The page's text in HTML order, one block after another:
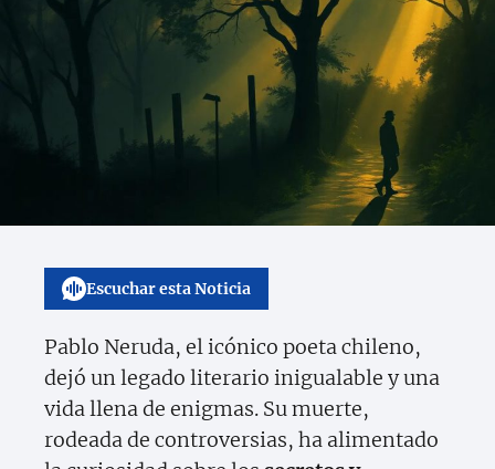
Escuchar esta Noticia
Pablo Neruda, el icónico poeta chileno,
dejó un legado literario inigualable y una
vida llena de enigmas. Su muerte,
rodeada de controversias, ha alimentado